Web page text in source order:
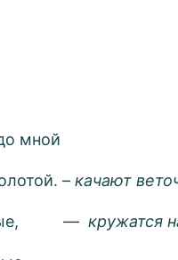
мной
–качают
—кружатся